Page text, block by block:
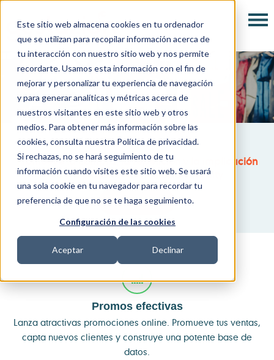
Este sitio web almacena cookies en tu ordenador
que se utilizan para recopilar información acerca de
tu interacción con nuestro sitio web y nos permite
recordarte. Usamos esta información con el fin de
mejorar y personalizar tu experiencia de navegación
y para generar analíticas y métricas acerca de
nuestros visitantes en este sitio web y otros
medios. Para obtener más información sobre las
cookies, consulta nuestra Política de privacidad.
Si rechazas, no se hará seguimiento de tu
información cuando visites este sitio web. Se usará
una sola cookie en tu navegador para recordar tu
preferencia de que no se te haga seguimiento.
Configuración de las cookies
Aceptar Declinar
Fideliza a tus clientes
Promueve la compra, la repetición y la implicación
con la plataforma Gestazión Loyalty
VER VÍDEO
Promos efectivas
Lanza atractivas promociones online. Promueve tus ventas,
capta nuevos clientes y construye una potente base de
datos.